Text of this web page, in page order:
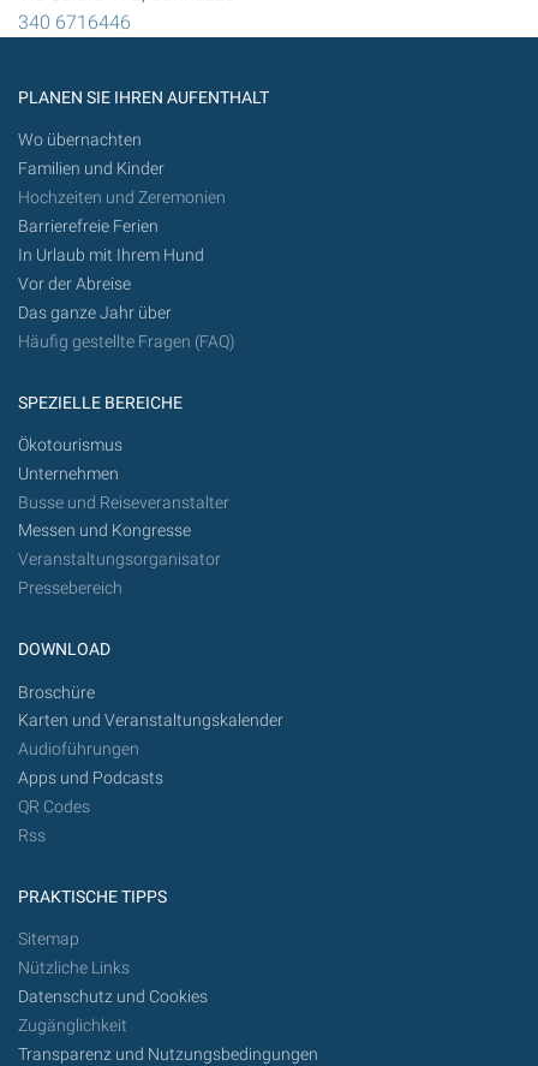
340 6716446
PLANEN SIE IHREN AUFENTHALT
Wo übernachten
Familien und Kinder
Hochzeiten und Zeremonien
Barrierefreie Ferien
In Urlaub mit Ihrem Hund
Vor der Abreise
Das ganze Jahr über
Häufig gestellte Fragen (FAQ)
SPEZIELLE BEREICHE
Ökotourismus
Unternehmen
Busse und Reiseveranstalter
Messen und Kongresse
Veranstaltungsorganisator
Pressebereich
DOWNLOAD
Broschüre
Karten und Veranstaltungskalender
Audioführungen
Apps und Podcasts
QR Codes
Rss
PRAKTISCHE TIPPS
Sitemap
Nützliche Links
Datenschutz und Cookies
Zugänglichkeit
Transparenz und Nutzungsbedingungen